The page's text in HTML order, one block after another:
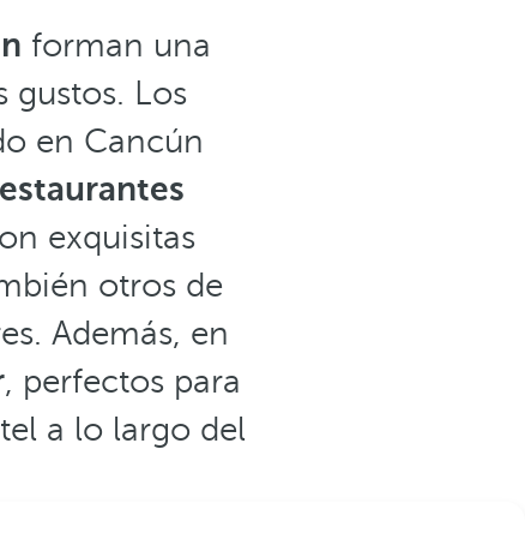
forman una
gustos. Los
en Cancún
exquisitas
otros de
Además, en
, perfectos para
a lo largo del